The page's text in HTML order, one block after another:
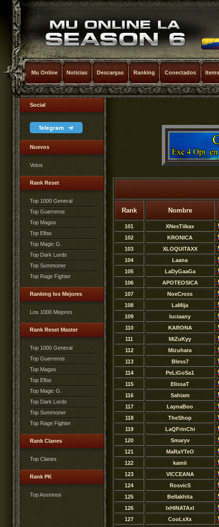
Mu Online Noticias Descargas Ranking Conectados Items
Social
Telegram
Nuevos
Votos
Rank Reset
Top 1000 General
Top Guerreros
Top Magos
Top Elfas
Top Magic G.
Top Dark Lords
Top Summoner
Top Rage Fighter
Ranking los Mejores
Los 1000 Mejores
Rank Reset Master
Top 1000 General
Top Guerreros
Top Magos
Top Elfas
Top Magic G.
Top Dark Lords
Top Summoner
Top Rage Fighter
Rank Clanes
Top Clanes
Rank PK
Top Asesinos
Rank Nombre
101
XNesTiikax
102
KRONICA
103
XLOQUITAXX
104
Laana
105
LaDyGaaGa
106
APOTEOSICA
107
NoeCross
108
LaMija
109
luciaany
110
KARONA
111
MiZuKyy
112
Mizuhara
113
Bless7
114
PeLiGoSa1
115
ElissaT
116
Sahiam
117
LaynaBoo
118
TheShop
119
LaQFrinChi
120
Smaryv
121
MaRaYTeO
122
kamii
123
VICCEANA
124
RosvicS
125
Bellakhita
126
lxHINATAxl
127
CooLxXx